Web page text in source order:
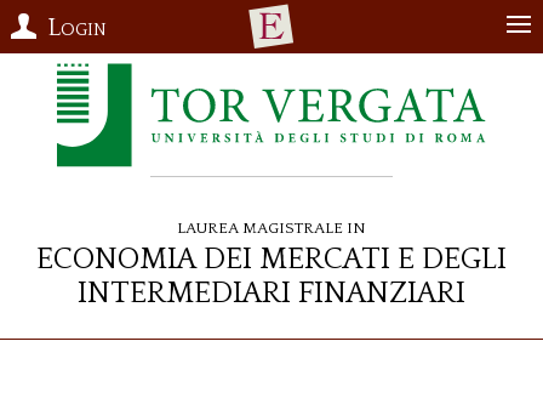
Login
Laurea Magistrale in
Economia dei Mercati e degli
Intermediari Finanziari